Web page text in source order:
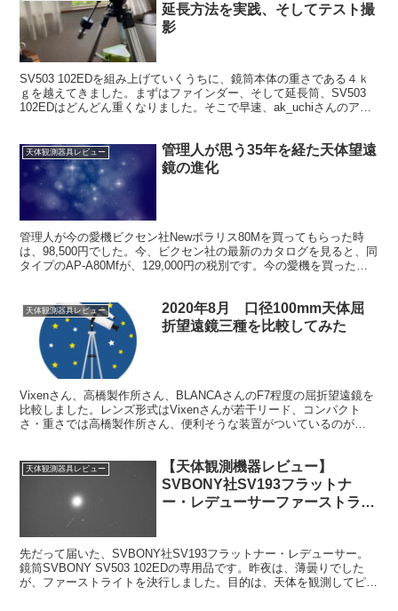
延長方法を実践、そしてテスト撮
影
SV503 102EDを組み上げていくうちに、鏡筒本体の重さである４ｋ
ｇを越えてきました。まずはファインダー、そして延長筒、SV503
102EDはどんどん重くなりました。そこで早速、ak_uchiさんのアイ
天体観測器具レビュー
管理人が思う35年を経た天体望遠
鏡の進化
管理人が今の愛機ビクセン社Newポラリス80Mを買ってもらった時
は、98,500円でした。今、ビクセン社の最新のカタログを見ると、同
タイプのAP-A80Mfが、129,000円の税別です。今の愛機を買ったの
天体観測器具レビュー
2020年8月 口径100mm天体屈
折望遠鏡三種を比較してみた
Vixenさん、高橋製作所さん、BLANCAさんのF7程度の屈折望遠鏡を
比較しました。レンズ形式はVixenさんが若干リード、コンパクト
さ・重さでは高橋製作所さん、便利そうな装置がついているのが
天体観測器具レビュー
【天体観測機器レビュー】
SVBONY社SV193フラットナ
ー・レデューサーファーストライ
先だって届いた、SVBONY社SV193フラットナー・レデューサー。
鏡筒SVBONY SV503 102EDの専用品です。昨夜は、薄曇りでした
が、ファーストライトを決行しました。目的は、天体を観測してピン